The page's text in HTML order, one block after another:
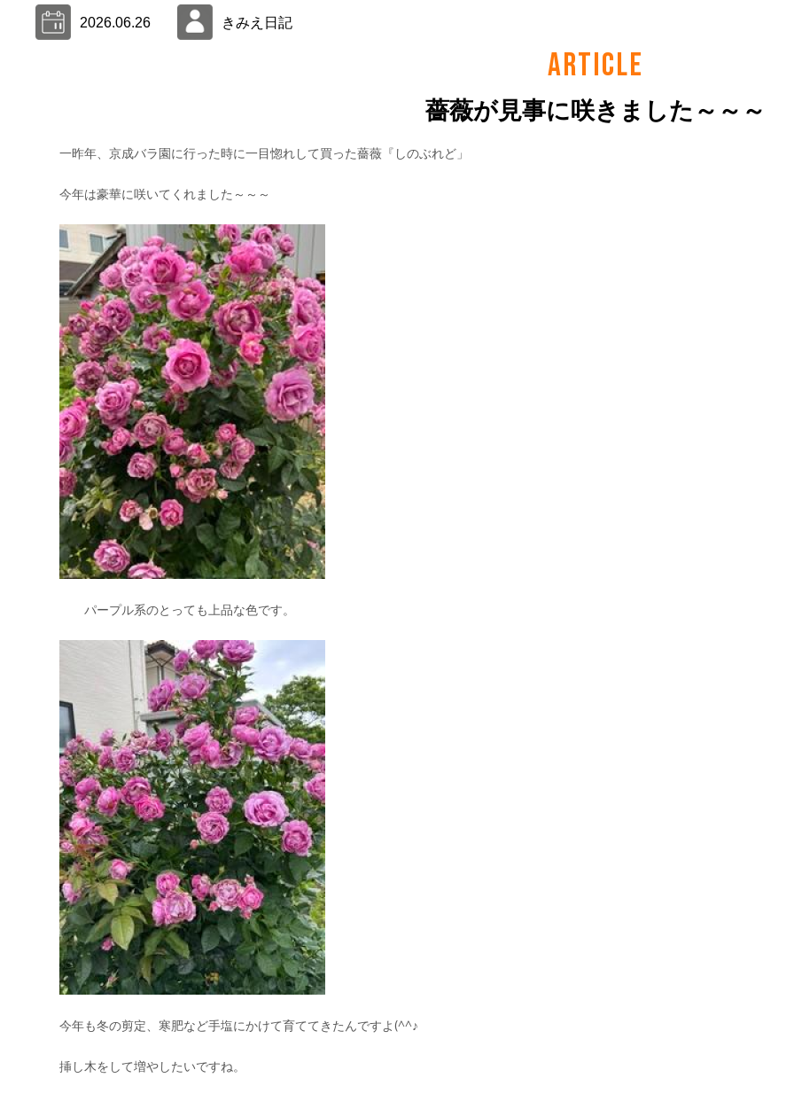
2026.06.26 きみえ日記
ARTICLE
薔薇が見事に咲きました～～～